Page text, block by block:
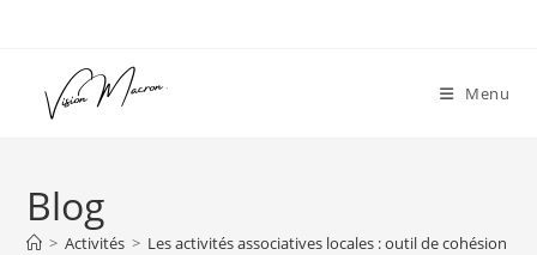
Menu
Blog
> Activités > Les activités associatives locales : outil de cohésion